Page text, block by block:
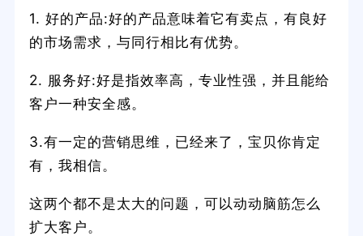
1. 好的产品:好的产品意味着它有卖点，有良好
的市场需求，与同行相比有优势。
2. 服务好:好是指效率高，专业性强，并且能给
客户一种安全感。
3.有一定的营销思维，已经来了，宝贝你肯定
有，我相信。
这两个都不是太大的问题，可以动动脑筋怎么
扩大客户。